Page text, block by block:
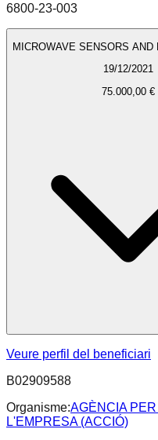
6800-23-003
MICROWAVE SENSORS AND
19/12/2021
75.000,00 €
Veure perfil del beneficiari
B02909588
Organisme:AGÈNCIA
L'EMPRESA (ACCIÓ)